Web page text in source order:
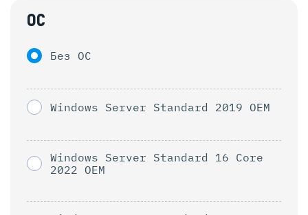
ОС
Без ОС
Windows Server Standard 2019 OEM
Windows Server Standard 16 Core
2022 OEM